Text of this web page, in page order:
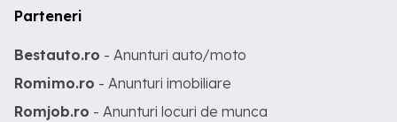
Parteneri
Bestauto.ro - Anunturi auto/moto
Romimo.ro - Anunturi imobiliare
Romjob.ro - Anunturi locuri de munca